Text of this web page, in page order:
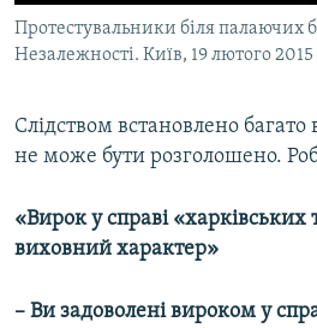
Протестувальники біля палаючих
Незалежності. Київ, 19 лютого
Слідством встановлено
не може бути розголошено.
«Вирок у справі «харківських
виховний характер»
– Ви задоволені вироком у